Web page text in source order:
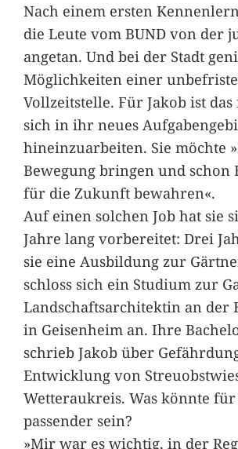
Nach einem ersten
die Leute vom BUND von der
angetan. Und bei der Stadt
Möglichkeiten einer
Vollzeitstelle. Für Jakob ist
sich in ihr neues
hineinzuarbeiten. Sie möchte
Bewegung bringen und schon
für die Zukunft bewahren«.
Auf einen solchen Job hat sie
Jahre lang vorbereitet: Drei
sie eine Ausbildung zur
schloss sich ein Studium zur
Landschaftsarchitektin an der
in Geisenheim an. Ihre
schrieb Jakob über
Entwicklung von
Wetteraukreis. Was könnte
passender sein?
»Mir war es wichtig, in der